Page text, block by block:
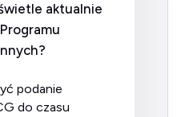
aktualnie
do czasu